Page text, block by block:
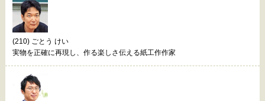
(210) ごとう けい
実物を正確に再現し、作る楽しさ伝える紙工作作家